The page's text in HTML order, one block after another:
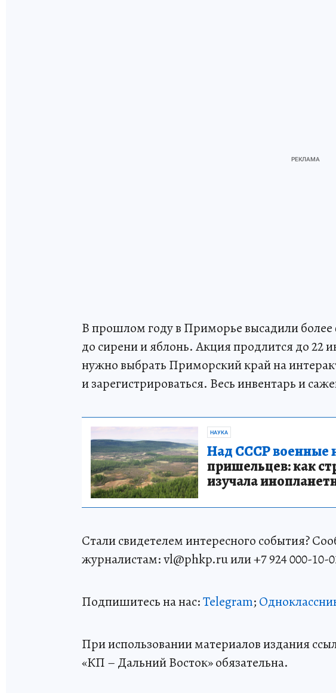
В прошлом году в Приморье высадили более
до сирени и яблонь. Акция продлится до 22
нужно выбрать Приморский край на
и зарегистрироваться. Весь инвентарь и
НАУКА
Над СССР военные
пришельцев: как
изучала
Стали свидетелем интересного события?
журналистам: vl@phkp.ru или +7 924 000-10-
Подпишитесь на нас:Telegram;
При использовании материалов издания
«КП – Дальний Восток» обязательна.